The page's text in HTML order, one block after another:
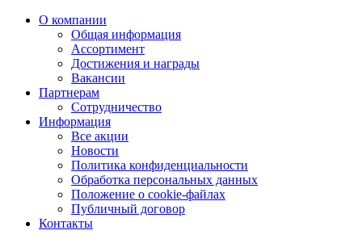
О компании
Общая информация
Ассортимент
Достижения и награды
Вакансии
Партнерам
Сотрудничество
Информация
Все акции
Новости
Политика конфиденциальности
Обработка персональных данных
Положение о cookie-файлах
Публичный договор
Контакты